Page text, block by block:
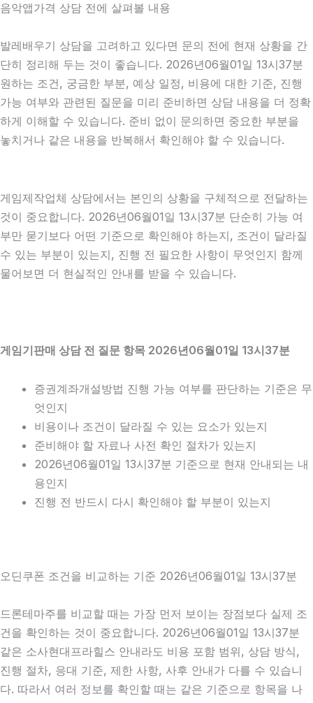
음악앱가격 상담 전에 살펴볼 내용
발레배우기 상담을 고려하고 있다면 문의 전에 현재 상황을 간
단히 정리해 두는 것이 좋습니다. 2026년06월01일 13시37분
원하는 조건, 궁금한 부분, 예상 일정, 비용에 대한 기준, 진행
가능 여부와 관련된 질문을 미리 준비하면 상담 내용을 더 정확
하게 이해할 수 있습니다. 준비 없이 문의하면 중요한 부분을
놓치거나 같은 내용을 반복해서 확인해야 할 수 있습니다.
게임제작업체 상담에서는 본인의 상황을 구체적으로 전달하는
것이 중요합니다. 2026년06월01일 13시37분 단순히 가능 여
부만 묻기보다 어떤 기준으로 확인해야 하는지, 조건이 달라질
수 있는 부분이 있는지, 진행 전 필요한 사항이 무엇인지 함께
물어보면 더 현실적인 안내를 받을 수 있습니다.
게임기판매 상담 전 질문 항목 2026년06월01일 13시37분
증권계좌개설방법 진행 가능 여부를 판단하는 기준은 무
엇인지
비용이나 조건이 달라질 수 있는 요소가 있는지
준비해야 할 자료나 사전 확인 절차가 있는지
2026년06월01일 13시37분 기준으로 현재 안내되는 내
용인지
진행 전 반드시 다시 확인해야 할 부분이 있는지
오딘쿠폰 조건을 비교하는 기준 2026년06월01일 13시37분
드론테마주를 비교할 때는 가장 먼저 보이는 장점보다 실제 조
건을 확인하는 것이 중요합니다. 2026년06월01일 13시37분
같은 소사현대프라힐스 안내라도 비용 포함 범위, 상담 방식,
진행 절차, 응대 기준, 제한 사항, 사후 안내가 다를 수 있습니
다. 따라서 여러 정보를 확인할 때는 같은 기준으로 항목을 나